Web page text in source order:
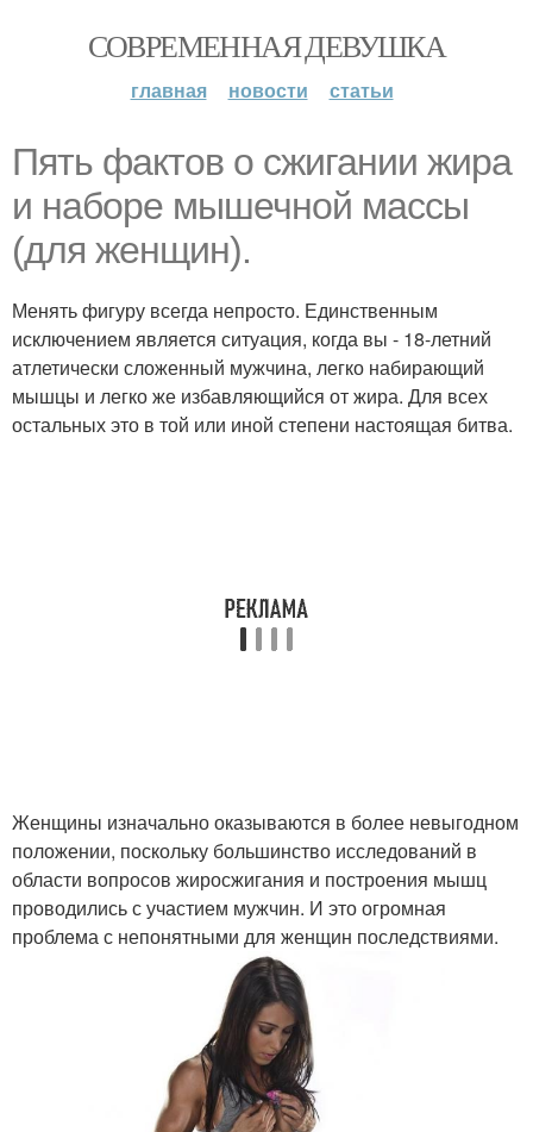
СОВРЕМЕННАЯ ДЕВУШКА
главная новости статьи
Пять фактов о сжигании жира
и наборе мышечной массы
(для женщин).
Менять фигуру всегда непросто. Единственным
исключением является ситуация, когда вы - 18-летний
атлетически сложенный мужчина, легко набирающий
мышцы и легко же избавляющийся от жира. Для всех
остальных это в той или иной степени настоящая битва.
Женщины изначально оказываются в более невыгодном
положении, поскольку большинство исследований в
области вопросов жиросжигания и построения мышц
проводились с участием мужчин. И это огромная
проблема с непонятными для женщин последствиями.